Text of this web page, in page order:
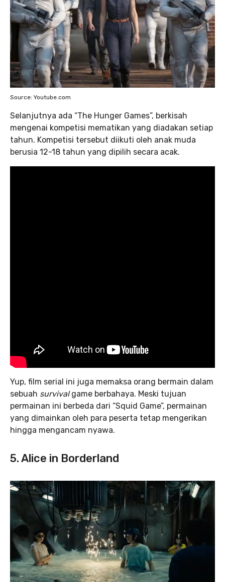
Source: Youtube.com
Selanjutnya ada “The Hunger Games”, berkisah
mengenai kompetisi mematikan yang diadakan setiap
tahun. Kompetisi tersebut diikuti oleh anak muda
berusia 12-18 tahun yang dipilih secara acak.
Yup, film serial ini juga memaksa orang bermain dalam
sebuah survivalgame berbahaya. Meski tujuan
permainan ini berbeda dari “Squid Game”, permainan
yang dimainkan oleh para peserta tetap mengerikan
hingga mengancam nyawa.
5. Alice in Borderland